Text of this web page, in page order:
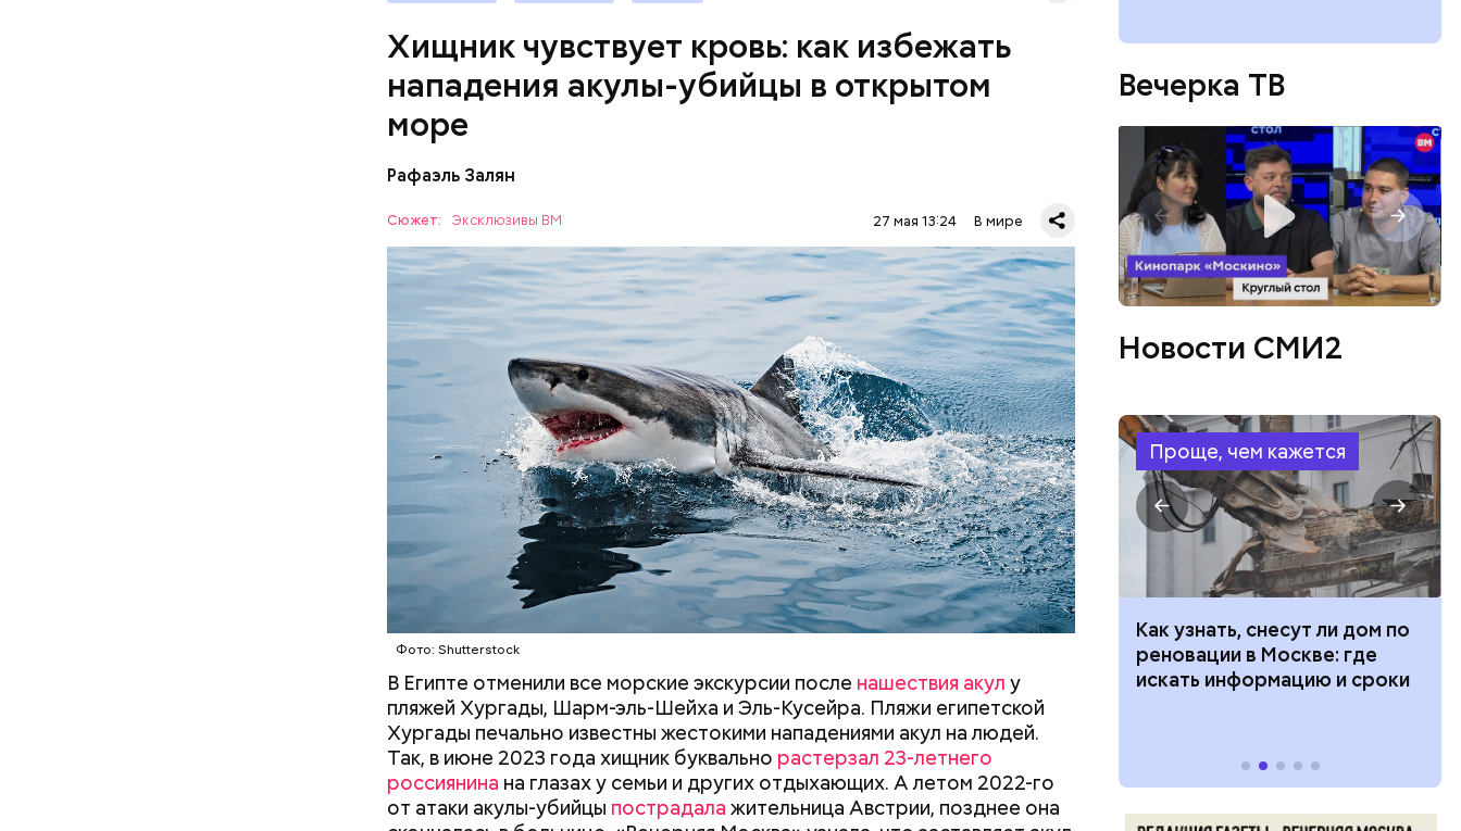
Хищник чувствует кровь: как избежать
нападения акулы-убийцы в открытом
море
Рафаэль Залян
Сюжет: Эксклюзивы ВМ 27 мая 13:24 В мире
Фото: Shutterstock
В Египте отменили все морские экскурсии после нашествия акул у
пляжей Хургады, Шарм-эль-Шейха и Эль-Кусейра. Пляжи египетской
Хургады печально известны жестокими нападениями акул на людей.
Так, в июне 2023 года хищник буквально растерзал 23-летнего
россиянина на глазах у семьи и других отдыхающих. А летом 2022-го
от атаки акулы-убийцы пострадала жительница Австрии, позднее она
— Очень много случаев зарегистрировано, когда акулы атаковали
небольшие суда с надувными бортами. Более того, бывало и такое,
когда пассажиры таких плавательных средств оказывались жертвами
этих хищных рыб, — сказал собеседник «ВМ».
БЕЗОПАСНОСТЬ СМЕРТЬ РЫБА
Так как расстояния большие, экскурсионные группы преодолевают
первые 15 километров на автобусе. Проезжают вглубь леса,
Собеседник «Вечерней Москвы» отметил, что еще несколько лет
назад о таких походах даже мечтать не приходилось, но сегодня это
вполне укладывается в рамки официальной экскурсии с гидом.
Часы Судного дня — прибыльный проект
Вечерка ТВ
Новости СМИ2
Проще, чем кажется
Как поменять батареи дома и
не получить штраф
Как получить до 100 тысяч
трудной ситуации: кто может
претендовать и какие нужны
документы
Как узнать, снесут ли дом по
реновации в Москве: где
искать информацию и сроки